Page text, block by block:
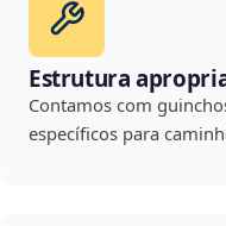
Estrutura
Contamos com
específicos para